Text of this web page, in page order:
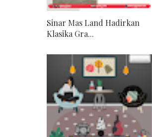
Sinar Mas Land Hadirkan
Klasika Gra...